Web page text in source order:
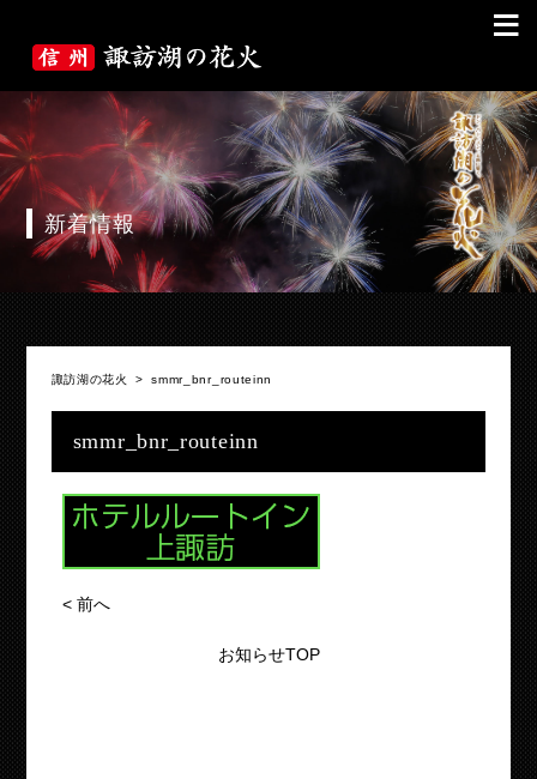
≡
新着情報
諏訪湖の花火 >smmr_bnr_routeinn
smmr_bnr_routeinn
<前へ
お知らせTOP